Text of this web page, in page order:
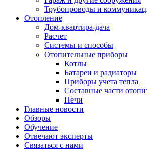
Трубопроводы и
Отопление
Дом-квартира-дача
Расчет
Системы и способы
Отопительные приборы
Котлы
Батареи и радиаторы
Приборы учета тепла
Составные части
Печи
Главные новости
Обзоры
Обучение
Отвечают эксперты
Связаться с нами